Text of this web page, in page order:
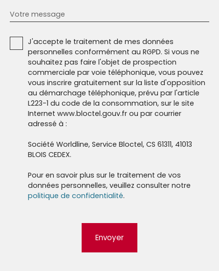
Votre message
J'accepte le traitement de mes données
personnelles conformément au RGPD. Si vous ne
souhaitez pas faire l'objet de prospection
commerciale par voie téléphonique, vous pouvez
vous inscrire gratuitement sur la liste d'opposition
au démarchage téléphonique, prévu par l'article
L223-1 du code de la consommation, sur le site
Internet www.bloctel.gouv.fr ou par courrier
adressé à :
Société Worldline, Service Bloctel, CS 61311, 41013
BLOIS CEDEX.
Pour en savoir plus sur le traitement de vos
données personnelles, veuillez consulter notre
politique de confidentialité.
Envoyer